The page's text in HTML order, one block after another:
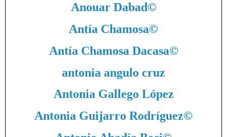
Anouar Dabad©
Antía Chamosa©
Antía Chamosa Dacasa©
antonia angulo cruz
Antonia Gallego López
Antonia Guijarro Rodríguez©